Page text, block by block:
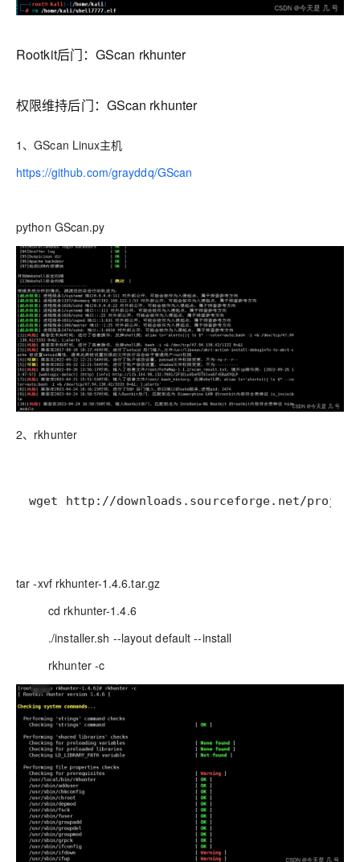
Rootkit后门：GScan rkhunter
权限维持后门：GScan rkhunter
1、GScan Linux主机
https://github.com/grayddq/GScan
python GScan.py
2、rkhunter
tar -xvf rkhunter-1.4.6.tar.gz
cd rkhunter-1.4.6
./installer.sh --layout default --install
rkhunter -c